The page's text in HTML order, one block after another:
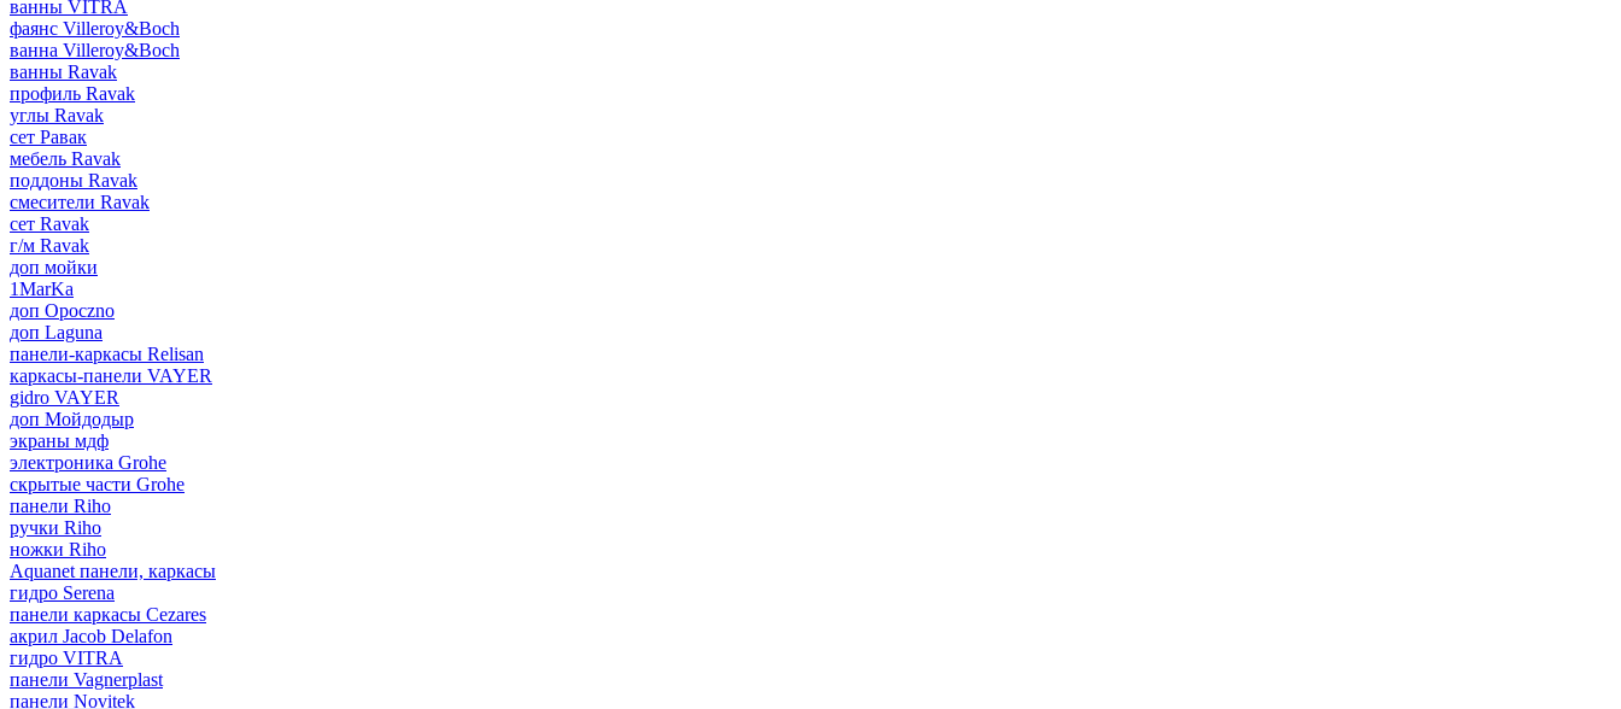
ванны VITRA
фаянс Villeroy&Boch
ванна Villeroy&Boch
ванны Ravak
профиль Ravak
углы Ravak
сет Равак
мебель Ravak
поддоны Ravak
смесители Ravak
сет Ravak
г/м Ravak
доп мойки
1MarKa
доп Opoczno
доп Laguna
панели-каркасы Relisan
каркасы-панели VAYER
gidro VAYER
доп Мойдодыр
экраны мдф
электроника Grohe
скрытые части Grohe
панели Riho
ручки Riho
ножки Riho
Aquanet панели, каркасы
гидро Serena
панели каркасы Cezares
акрил Jacob Delafon
гидро VITRA
панели Vagnerplast
панели Novitek